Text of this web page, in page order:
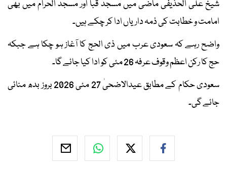
شیخ علی الحذیفی ماضی میں مسجد قبا اور مسجد الحرام میں بھی
امامت و خطابت کی ذمہ داریاں ادا کر چکے ہیں۔
واضح رہے کہ سعودی عرب میں ذی الحج کا آغاز ہو چکا ہے جبکہ
حج کا رکن اعظم وقوف عرفہ 26 مئی کو ادا کیا جائے گا۔
سعودی حکام کے مطابق عیدالاضحیٰ 27 مئی 2026 بروز بدھ منائی
جائے گی۔